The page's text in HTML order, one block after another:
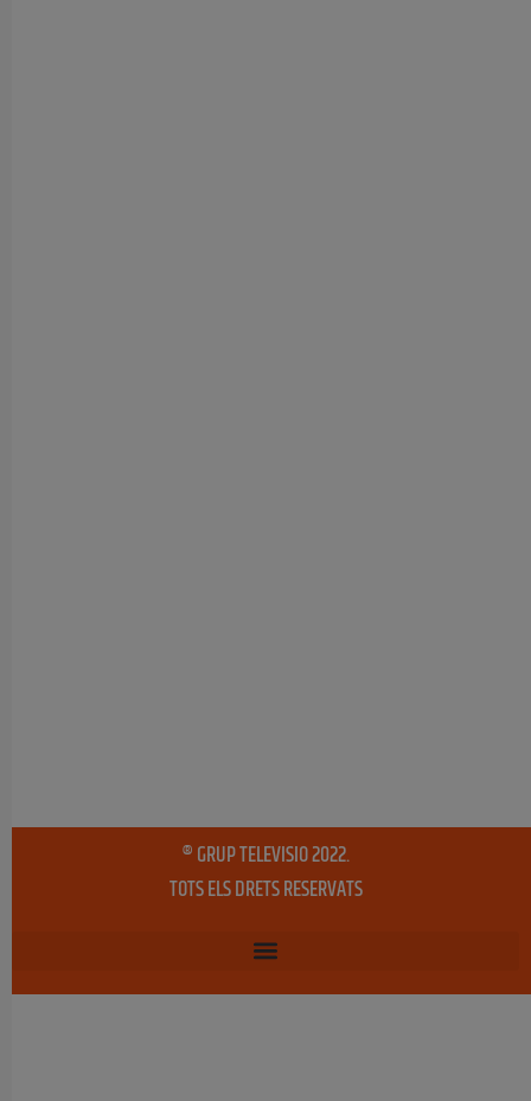
® GRUP TELEVISIO 2022.
TOTS ELS DRETS RESERVATS